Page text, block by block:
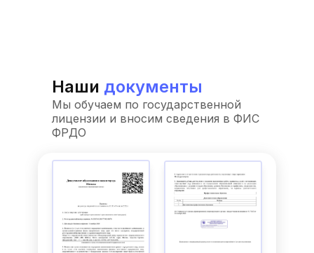
Наши документы
Мы обучаем по государственной
лицензии и вносим сведения в ФИС
ФРДО